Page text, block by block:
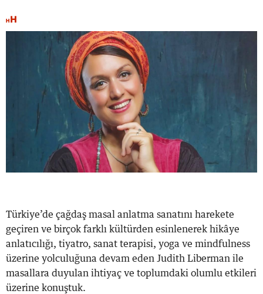
Türkiye’de çağdaş masal anlatma sanatını harekete
geçiren ve birçok farklı kültürden esinlenerek hikâye
anlatıcılığı, tiyatro, sanat terapisi, yoga ve mindfulness
üzerine yolculuğuna devam eden Judith Liberman ile
masallara duyulan ihtiyaç ve toplumdaki olumlu etkileri
üzerine konuştuk.